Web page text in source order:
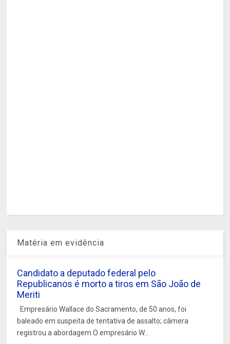
Matéria em evidência
Candidato a deputado federal pelo
Republicanos é morto a tiros em São João de
Meriti
Empresário Wallace do Sacramento, de 50 anos, foi
baleado em suspeita de tentativa de assalto; câmera
registrou a abordagem O empresário W...